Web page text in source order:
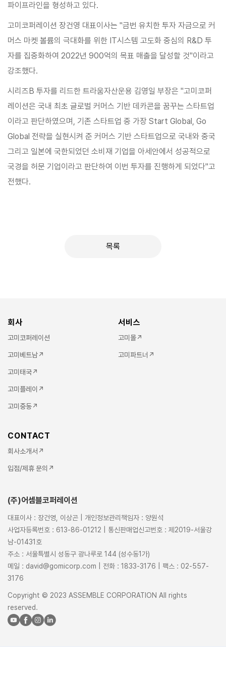
파이프라인을 형성하고 있다.
고미코퍼레이션 장건영 대표이사는 "금번 유치한 투자 자금으로 커
머스 마켓 볼륨의 극대화를 위한 IT시스템 고도화 중심의 R&D 투
자를 집중화하여 2022년 900억의 목표 매출을 달성할 것"이라고
강조했다.
시리즈B 투자를 리드한 트라움자산운용 김영일 부장은 "고미코퍼
레이션은 국내 최초 글로벌 커머스 기반 데카콘을 꿈꾸는 스타트업
이라고 판단하였으며, 기존 스타트업 중 가장 Start Global, Go
Global 전략을 실현시켜 준 커머스 기반 스타트업으로 국내와 중국
그리고 일본에 국한되었던 소비재 기업을 아세안에서 성공적으로
국경을 허문 기업이라고 판단하여 이번 투자를 진행하게 되었다"고
전했다.
목록
회사
고미코퍼레이션
고미베트남↗
고미태국↗
고미플레이↗
고미중동↗
서비스
고미몰↗
고미파트너↗
CONTACT
회사소개서↗
입점/제휴 문의↗
(주)어셈블코퍼레이션
대표이사 : 장건영, 이상곤 | 개인정보관리책임자 : 양원석
사업자등록번호 : 613-86-01212 | 통신판매업신고번호 : 제2019-서울강
남-01431호
주소 : 서울특별시 성동구 광나루로 144 (성수동1가)
메일 : david@gomicorp.com | 전화 : 1833-3176 | 팩스 : 02-557-
3176
Copyright © 2023 ASSEMBLE CORPORATION All rights
reserved.